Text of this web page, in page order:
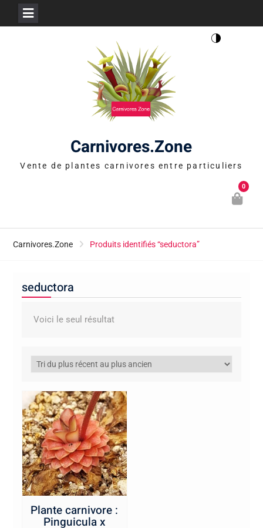
Carnivores.Zone
Vente de plantes carnivores entre particuliers
0
Carnivores.Zone Produits identifiés “seductora”
seductora
Voici le seul résultat
Plante carnivore :
Pinguicula x